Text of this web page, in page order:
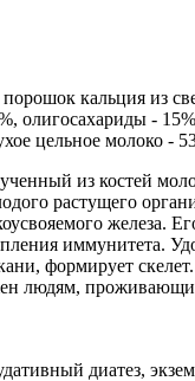
порошок кальция из
олигосахариды -
цельное молоко -
из костей
растущего
иммунитета.
формирует
людям,
диатез,